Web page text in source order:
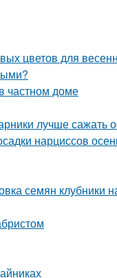
цветов для
частном доме
лучше сажать
нарциссов
семян клубники